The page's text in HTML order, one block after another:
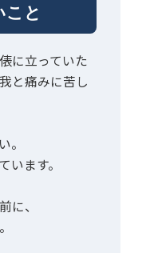
こと
に立っていた
と痛みに苦し
。
います。
に、